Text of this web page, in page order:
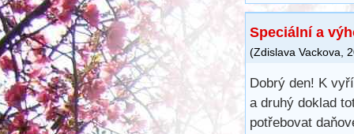
Speciální a
(Zdislava Vackova,
Dobrý den! K
a druhý doklad
potřebovat